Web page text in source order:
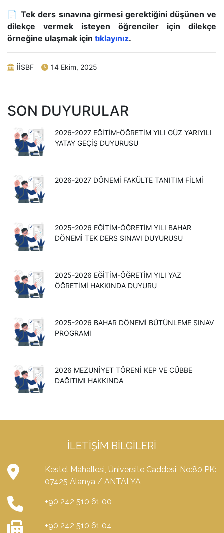
📄Tek ders sınavına girmesi gerektiğini düşünen ve
dilekçe vermek isteyen öğrenciler için dilekçe
örneğine ulaşmak için tıklayınız.
İİSBF 14 Ekim, 2025
SON DUYURULAR
2026-2027 EĞITIM-ÖĞRETIM YILI GÜZ YARIYILI
YATAY GEÇIŞ DUYURUSU
2026-2027 DÖNEMİ FAKÜLTE TANITIM FİLMİ
2025-2026 EĞITIM-ÖĞRETIM YILI BAHAR
DÖNEMI TEK DERS SINAVI DUYURUSU
2025-2026 EĞİTİM-ÖĞRETİM YILI YAZ
ÖĞRETİMİ HAKKINDA DUYURU
2025-2026 BAHAR DÖNEMİ BÜTÜNLEME SINAV
PROGRAMI
2026 MEZUNIYET TÖRENI KEP VE CÜBBE
DAĞITIMI HAKKINDA
İLETIŞIM BILGILERI
Kestel Mahallesi, Üniversite Caddesi, No:80 PK:
07425 Alanya / ANTALYA
+90 242 510 61 00
+90 242 510 61 04